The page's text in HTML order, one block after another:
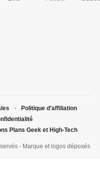
- Marque et logos déposés
Politique d’affiliation
Plans Geek et High-Tech